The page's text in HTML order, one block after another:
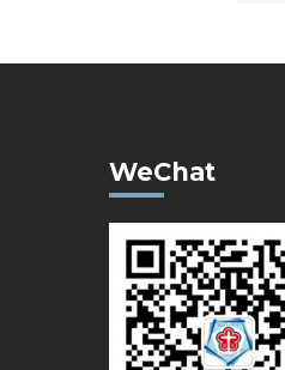
WeChat